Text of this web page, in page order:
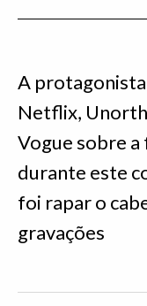
A protagonista
Netflix,
Vogue sobre a
durante este
foi rapar o
gravações